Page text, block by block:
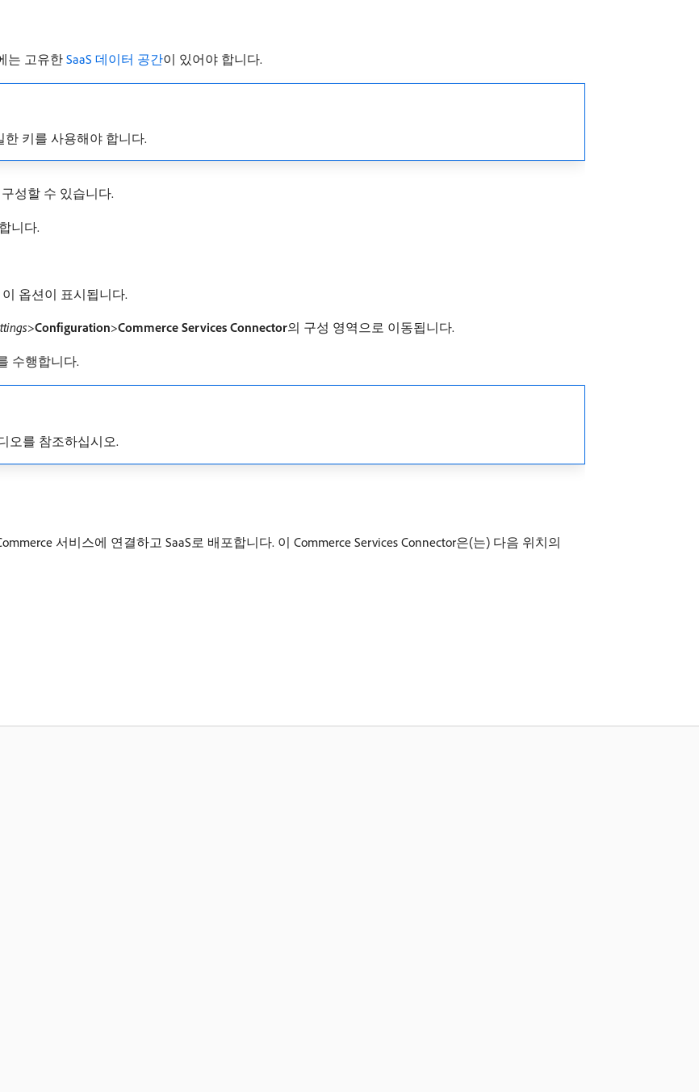
는 고유한 SaaS 데이터 공간이 있어야 합니다.
키를 사용해야 합니다.
성할 수 있습니다.
니다.
옵션이 표시됩니다.
>Configuration>Commerce Services Connector​의 구성 영역으로 이동됩니다.
수행합니다.
오를 참조하십시오.
서비스에 연결하고 SaaS로 배포합니다. 이 Commerce Services Connector은(는) 다음 위치의